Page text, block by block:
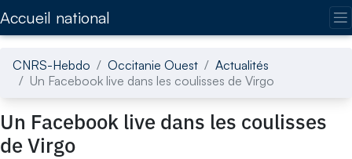
Accueil national
CNRS-Hebdo Occitanie Ouest
Actualités
Un Facebook live dans les coulisses de Virgo
Un Facebook live dans les coulisses
de Virgo